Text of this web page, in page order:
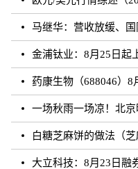
马继华：营收放缓、国际业务
金浦钛业：8月25日起
药康生物（688046）8月
一场秋雨一场凉！北京明
白糖芝麻饼的做法（芝
大立科技：8月23日融券卖